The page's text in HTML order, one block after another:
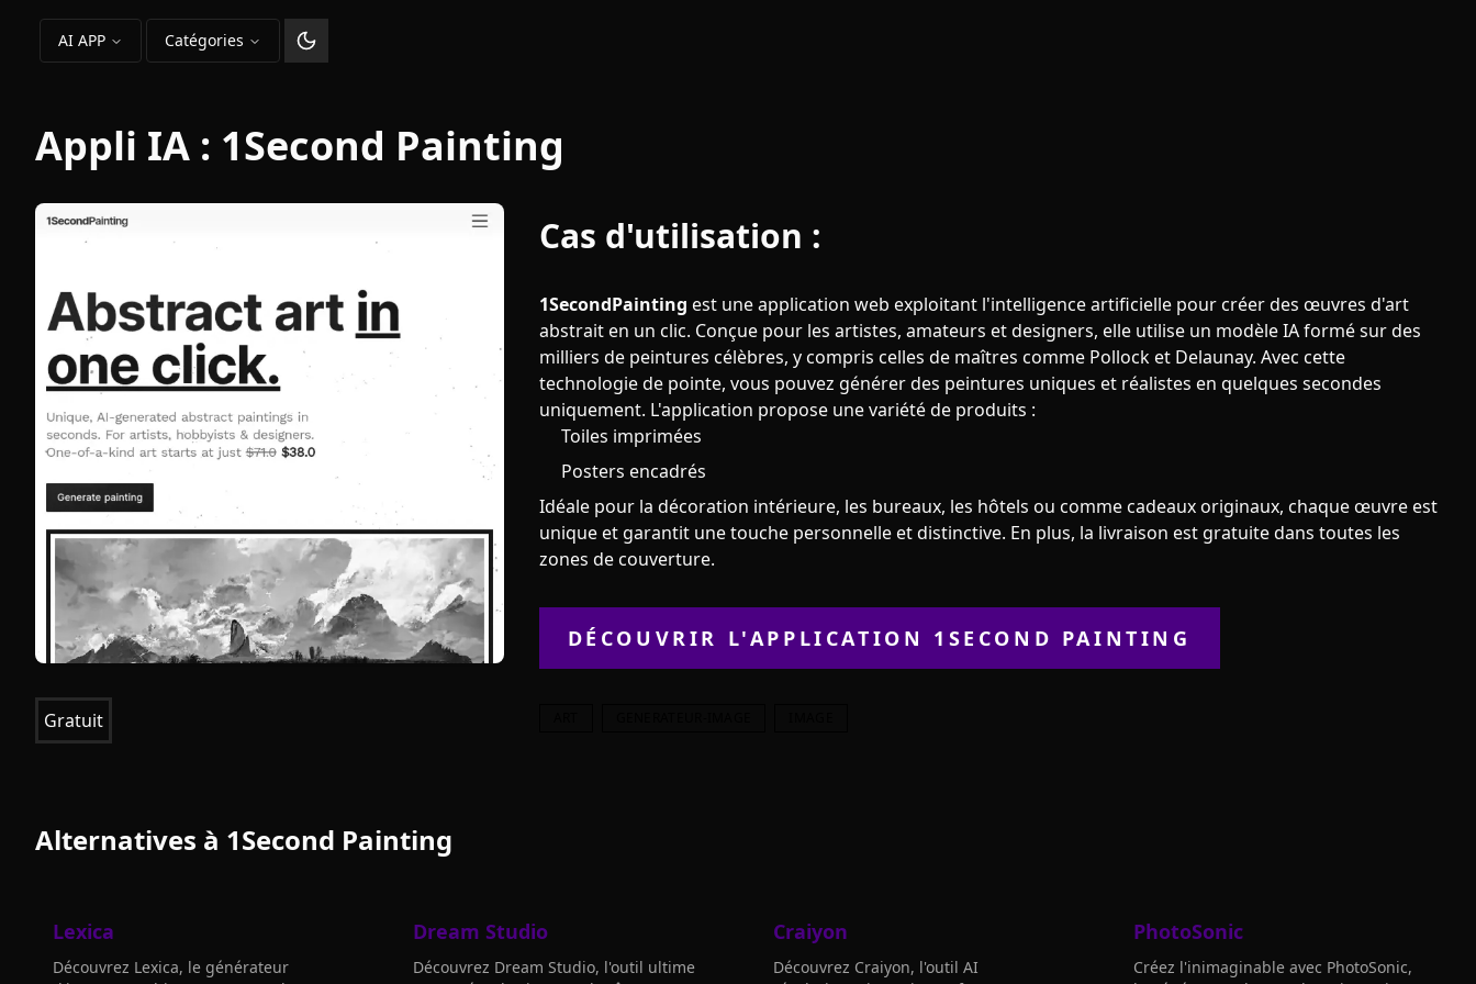
AI APP Catégories
Changer le thème
Appli IA : 1Second Painting
Gratuit
Cas d'utilisation :
1SecondPainting est une application web exploitant l'intelligence artificielle pour créer des œuvres d'art
abstrait en un clic. Conçue pour les artistes, amateurs et designers, elle utilise un modèle IA formé sur des
milliers de peintures célèbres, y compris celles de maîtres comme Pollock et Delaunay. Avec cette
technologie de pointe, vous pouvez générer des peintures uniques et réalistes en quelques secondes
uniquement. L'application propose une variété de produits :
Toiles imprimées
Posters encadrés
Idéale pour la décoration intérieure, les bureaux, les hôtels ou comme cadeaux originaux, chaque œuvre est
unique et garantit une touche personnelle et distinctive. En plus, la livraison est gratuite dans toutes les
zones de couverture.
DÉCOUVRIR L'APPLICATION 1SECOND PAINTING
Alternatives à 1Second Painting
Lexica
Découvrez Lexica, le générateur
Dream Studio
Découvrez Dream Studio, l'outil ultime
Craiyon
Découvrez Craiyon, l'outil AI
PhotoSonic
Créez l'inimaginable avec PhotoSonic,